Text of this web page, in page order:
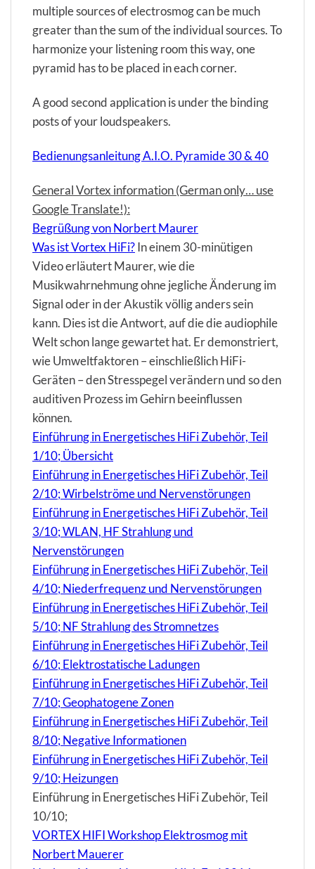
multiple sources of electrosmog can be much
greater than the sum of the individual sources. To
harmonize your listening room this way, one
pyramid has to be placed in each corner.
A good second application is under the binding
posts of your loudspeakers.
Bedienungsanleitung A.I.O. Pyramide 30 & 40
General Vortex information (German only… use
Google Translate!):
Begrüßung von Norbert Maurer
Was ist Vortex HiFi?In einem 30-minütigen
Video erläutert Maurer, wie die
Musikwahrnehmung ohne jegliche Änderung im
Signal oder in der Akustik völlig anders sein
kann. Dies ist die Antwort, auf die die audiophile
Welt schon lange gewartet hat. Er demonstriert,
wie Umweltfaktoren – einschließlich HiFi-
Geräten – den Stresspegel verändern und so den
auditiven Prozess im Gehirn beeinflussen
können.
Einführung in Energetisches HiFi Zubehör, Teil
1/10; Übersicht
Einführung in Energetisches HiFi Zubehör, Teil
2/10; Wirbelströme und Nervenstörungen
Einführung in Energetisches HiFi Zubehör, Teil
3/10; WLAN, HF Strahlung und
Nervenstörungen
Einführung in Energetisches HiFi Zubehör, Teil
4/10; Niederfrequenz und Nervenstörungen
Einführung in Energetisches HiFi Zubehör, Teil
5/10; NF Strahlung des Stromnetzes
Einführung in Energetisches HiFi Zubehör, Teil
6/10; Elektrostatische Ladungen
Einführung in Energetisches HiFi Zubehör, Teil
7/10; Geophatogene Zonen
Einführung in Energetisches HiFi Zubehör, Teil
8/10; Negative Informationen
Einführung in Energetisches HiFi Zubehör, Teil
9/10; Heizungen
Einführung in Energetisches HiFi Zubehör, Teil
10/10;
VORTEX HIFI Workshop Elektrosmog mit
Norbert Mauerer